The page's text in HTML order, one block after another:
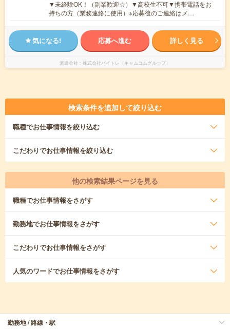
▼未経験OK！（副業歓迎☆）▼高校生不可▼携帯電話をお
持ちの方（業務連絡に使用）※応募後のご連絡はメ…
気になる! 応募へ進む 詳しく見る
派遣会社 株式会社バイトレ（キャムコムグループ）
検索条件を追加して絞り込む
職種でお仕事情報を絞り込む
こだわりでお仕事情報を絞り込む
他の検索結果ページを見る
職種でお仕事情報をさがす
勤務地でお仕事情報をさがす
こだわりでお仕事情報をさがす
人気のワードでお仕事情報をさがす
勤務地 / 路線・駅